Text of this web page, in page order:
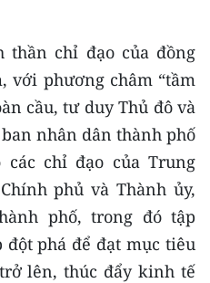
thần chỉ đạo của đồng
với phương châm “tầm
cầu, tư duy Thủ đô và
nhân dân thành phố
chỉ đạo của Trung
phủ và Thành ủy,
phố, trong đó tập
phá để đạt mục tiêu
lên, thúc đẩy kinh tế